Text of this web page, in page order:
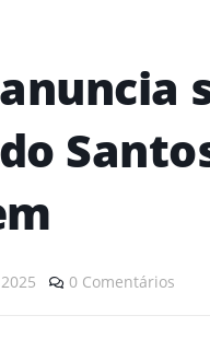
0 Comentários